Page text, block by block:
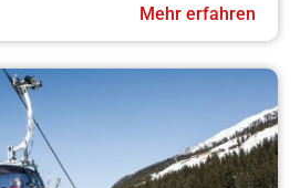
Mehr erfahren